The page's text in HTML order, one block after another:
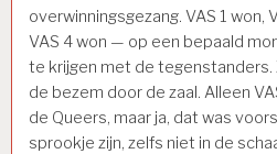
overwinningsgezang. VAS 1 won,
VAS 4 won — op een bepaald
te krijgen met de tegenstanders.
de bezem door de zaal. Alleen
de Queers, maar ja, dat was
sprookje zijn, zelfs niet in de